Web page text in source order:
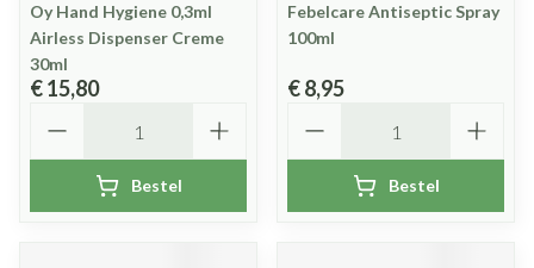
Oy Hand Hygiene 0,3ml
Airless Dispenser Creme
30ml
€ 15,80
Bestel
Febelcare Antiseptic Spray
100ml
€ 8,95
Bestel